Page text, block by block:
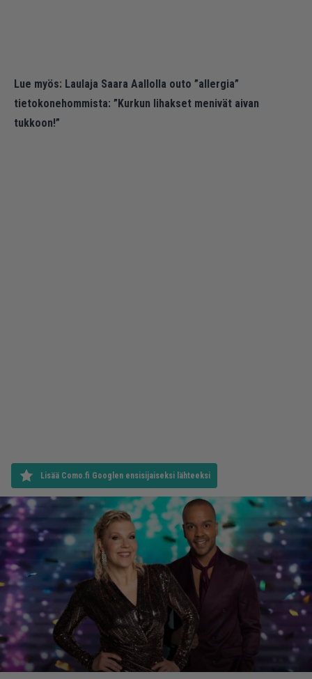
Lue myös: Laulaja Saara Aallolla outo ”allergia”
tietokonehommista: ”Kurkun lihakset menivät aivan
tukkoon!”
Lisää Como.fi Googlen ensisijaiseksi lähteeksi